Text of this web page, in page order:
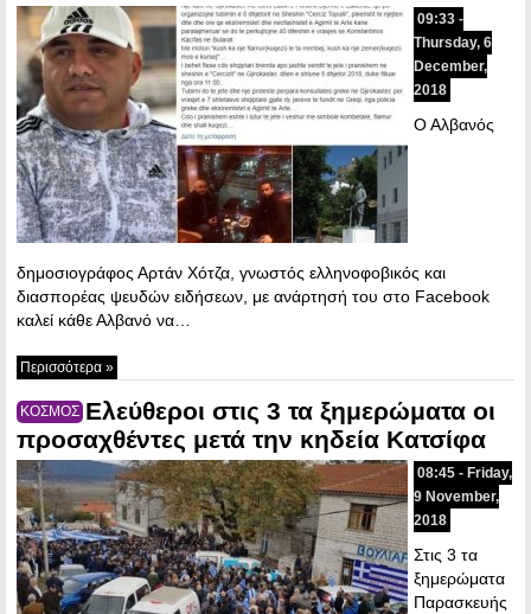
09:33 -
Thursday, 6
December,
2018
Ο Αλβανός
δημοσιογράφος Αρτάν Χότζα, γνωστός ελληνοφοβικός και
διασπορέας ψευδών ειδήσεων, με ανάρτησή του στο Facebook
καλεί κάθε Αλβανό να…
Περισσότερα »
ΚΟΣΜΟΣ Ελεύθεροι στις 3 τα ξημερώματα οι
προσαχθέντες μετά την κηδεία Κατσίφα
08:45 - Friday,
9 November,
2018
Στις 3 τα
ξημερώματα
Παρασκευής